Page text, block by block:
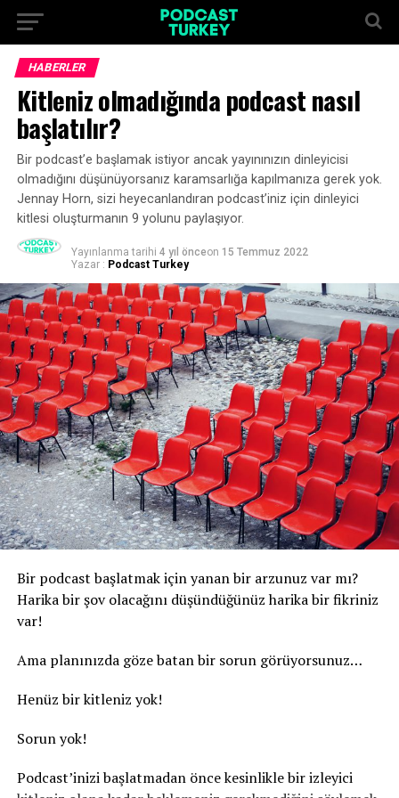
HABERLER
Kitleniz olmadığında podcast nasıl
başlatılır?
Bir podcast’e başlamak istiyor ancak yayınınızın dinleyicisi
olmadığını düşünüyorsanız karamsarlığa kapılmanıza gerek yok.
Jennay Horn, sizi heyecanlandıran podcast’iniz için dinleyici
kitlesi oluşturmanın 9 yolunu paylaşıyor.
Yayınlanma tarihi 4 yıl önceon 15 Temmuz 2022
Yazar : Podcast Turkey
Bir podcast başlatmak için yanan bir arzunuz var mı?
Harika bir şov olacağını düşündüğünüz harika bir fikriniz
var!
Ama planınızda göze batan bir sorun görüyorsunuz…
Henüz bir kitleniz yok!
Sorun yok!
Podcast’inizi başlatmadan önce kesinlikle bir izleyici